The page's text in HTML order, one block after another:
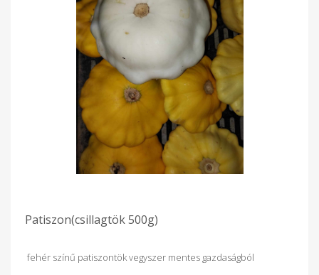
Patiszon(csillagtök 500g)
fehér színű patiszontök vegyszer mentes gazdaságból